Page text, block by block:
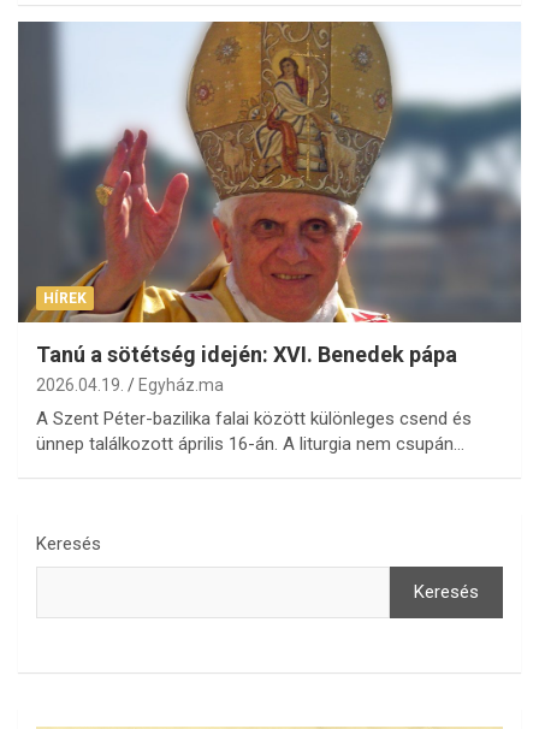
HÍREK
Tanú a sötétség idején: XVI. Benedek pápa
2026.04.19. Egyház.ma
A Szent Péter-bazilika falai között különleges csend és
ünnep találkozott április 16-án. A liturgia nem csupán…
Keresés
Keresés